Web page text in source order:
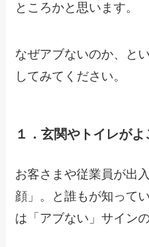
ところかと思います。
なぜアブないのか、と
してみてください。
１．玄関やトイレが
お客さまや従業員が出
顔」。と誰もが知って
は「アブない」サインの